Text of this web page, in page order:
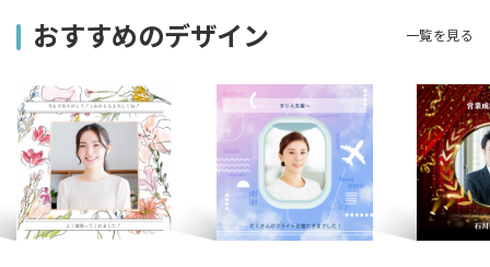
おすすめのデザイン 一覧を見る